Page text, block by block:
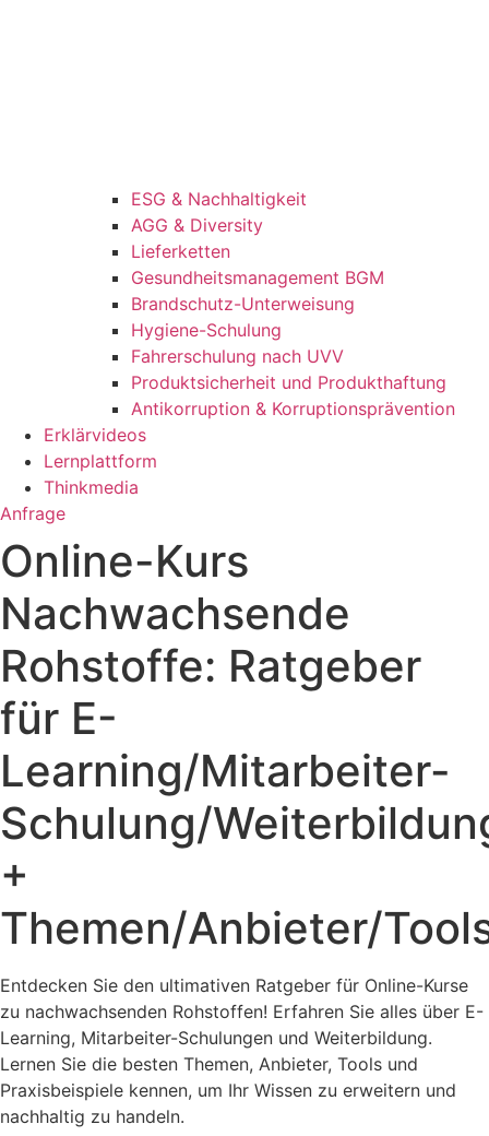
ESG & Nachhaltigkeit
AGG & Diversity
Lieferketten
Gesundheitsmanagement BGM
Brandschutz-Unterweisung
Hygiene-Schulung
Fahrerschulung nach UVV
Produktsicherheit und Produkthaftung
Antikorruption & Korruptionsprävention
Erklärvideos
Lernplattform
Thinkmedia
Anfrage
Online-Kurs
Nachwachsende
Rohstoffe: Ratgeber
für E-
Learning/Mitarbeiter-
Schulung/
+
Themen/Anbieter/
Entdecken Sie den ultimativen Ratgeber für Online-Kurse
zu nachwachsenden Rohstoffen! Erfahren Sie alles über E-
Learning, Mitarbeiter-Schulungen und Weiterbildung.
Lernen Sie die besten Themen, Anbieter, Tools und
Praxisbeispiele kennen, um Ihr Wissen zu erweitern und
nachhaltig zu handeln.